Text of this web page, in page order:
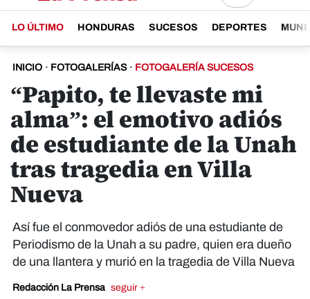
LO ÚLTIMO HONDURAS SUCESOS DEPORTES
INICIO · FOTOGALERÍAS · FOTOGALERÍA SUCESOS
“Papito, te llevaste mi
alma”: el emotivo adiós
de estudiante de la Unah
tras tragedia en Villa
Nueva
Así fue el conmovedor adiós de una estudiante de
Periodismo de la Unah a su padre, quien era dueño
de una llantera y murió en la tragedia de Villa Nueva
Redacción La Prensa seguir +